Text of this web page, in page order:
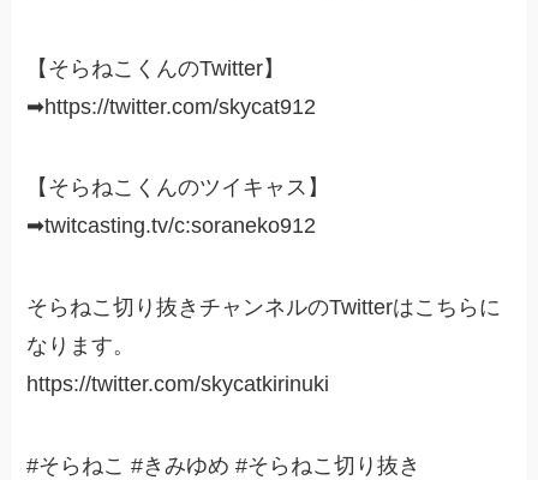
【そらねこくんのTwitter】
➡https://twitter.com/skycat912
【そらねこくんのツイキャス】
➡twitcasting.tv/c:soraneko912
そらねこ切り抜きチャンネルのTwitterはこちらに
なります。
https://twitter.com/skycatkirinuki
#そらねこ #きみゆめ #そらねこ切り抜き